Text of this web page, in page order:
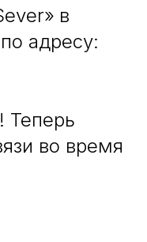
в
адресу:
Теперь
во время